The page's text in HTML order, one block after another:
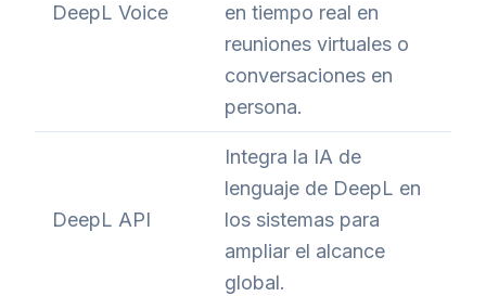
DeepL Voice
en tiempo real en
reuniones virtuales o
conversaciones en
persona.
DeepL API
Integra la IA de
lenguaje de DeepL en
los sistemas para
ampliar el alcance
global.